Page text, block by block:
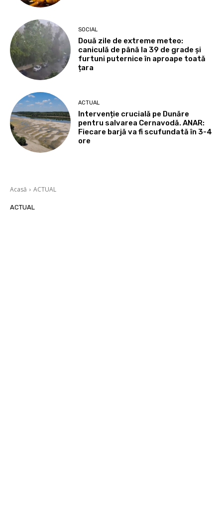
SOCIAL
Două zile de extreme meteo:
caniculă de până la 39 de grade și
furtuni puternice în aproape toată
țara
ACTUAL
Intervenție crucială pe Dunăre
pentru salvarea Cernavodă. ANAR:
Fiecare barjă va fi scufundată în 3-4
ore